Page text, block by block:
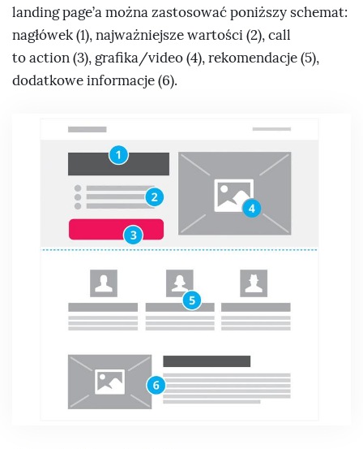
landing page’a można zastosować poniższy schemat:
nagłówek (1), najważniejsze wartości (2), call
to action (3), grafika/video (4), rekomendacje (5),
dodatkowe informacje (6).